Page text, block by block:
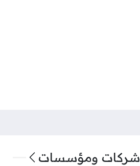
شركات ومؤسسات